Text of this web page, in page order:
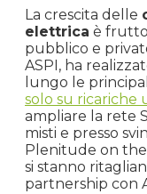
La crescita delle
elettrica è
pubblico e
ASPI, ha
lungo le
solo su ricariche
ampliare la rete
misti e presso
Plenitude on
si stanno
partnership con